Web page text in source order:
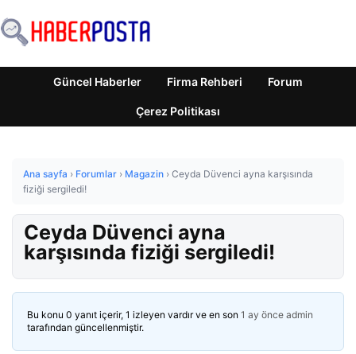
Güncel Haberler Firma Rehberi Forum
Çerez Politikası
Ana sayfa › Forumlar › Magazin › Ceyda Düvenci ayna karşısında
fiziği sergiledi!
Ceyda Düvenci ayna
karşısında fiziği sergiledi!
Bu konu 0 yanıt içerir, 1 izleyen vardır ve en son 1 ay önce admin
tarafından güncellenmiştir.